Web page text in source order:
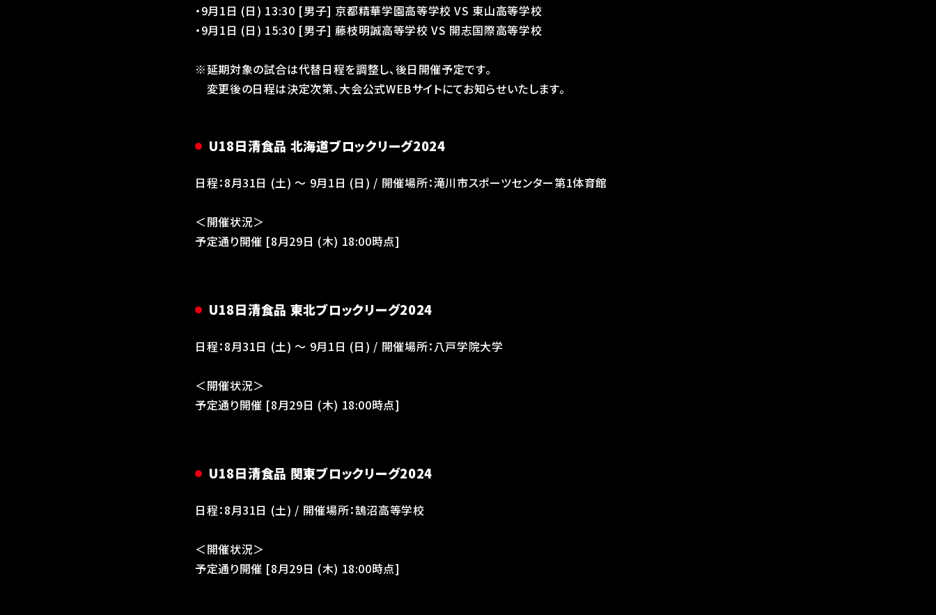
・9月1日 (日) 13:30 [男子] 京都精華学園高等学校 VS 東山高等学校
・9月1日 (日) 15:30 [男子] 藤枝明誠高等学校 VS 開志国際高等学校
※延期対象の試合は代替日程を調整し、後日開催予定です。
変更後の日程は決定次第、⼤会公式WEBサイトにてお知らせいたします。
U18日清食品 北海道ブロックリーグ2024
日程：8月31日 (土) 〜 9月1日 (日) / 開催場所：滝川市スポーツセンター第1体育館
＜開催状況＞
予定通り開催 [8月29日 (木) 18:00時点]
U18日清食品 東北ブロックリーグ2024
日程：8月31日 (土) 〜 9月1日 (日) / 開催場所：八戸学院大学
＜開催状況＞
予定通り開催 [8月29日 (木) 18:00時点]
U18日清食品 関東ブロックリーグ2024
日程：8月31日 (土) / 開催場所：鵠沼高等学校
＜開催状況＞
予定通り開催 [8月29日 (木) 18:00時点]